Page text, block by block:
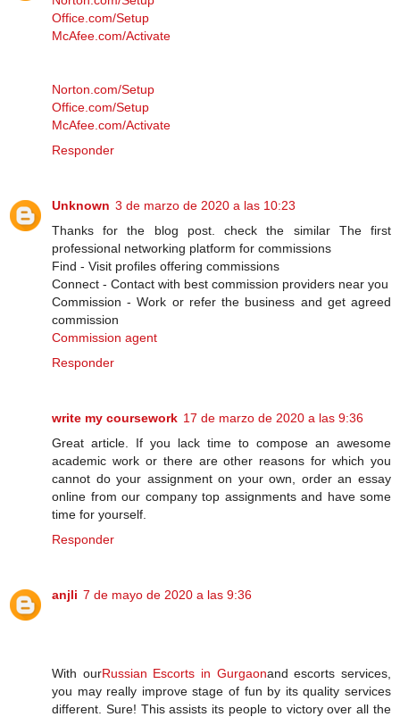
Office.com/Setup
McAfee.com/Activate
Norton.com/Setup
Office.com/Setup
McAfee.com/Activate
Responder
Unknown 3 de marzo de 2020 a las 10:23
Thanks for the blog post. check the similar The first
professional networking platform for commissions
Find - Visit profiles offering commissions
Connect - Contact with best commission providers near you
Commission - Work or refer the business and get agreed
commission
Commission agent
Responder
write my coursework 17 de marzo de 2020 a las 9:36
Great article. If you lack time to compose an awesome
academic work or there are other reasons for which you
cannot do your assignment on your own, order an essay
online from our company top assignments and have some
time for yourself.
Responder
anjli 7 de mayo de 2020 a las 9:36
With ourRussian Escorts in Gurgaonand escorts services,
you may really improve stage of fun by its quality services
different. Sure! This assists its people to victory over all the